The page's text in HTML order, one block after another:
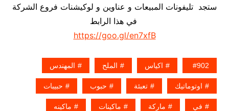
ستجد تليفونات المبيعات و عناوين و لوكيشنات فروع الشركة
في هذا الرابط
https://goo.gl/en7xfB
902 اكياس الملح المهندس
اوتوماتيك تعبئة حبوب حبيبات
في ماركة ماكينات ماكينه